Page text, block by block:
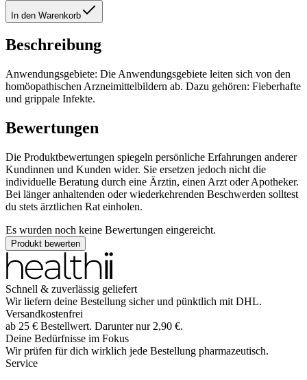
In den Warenkorb
Beschreibung
Anwendungsgebiete: Die Anwendungsgebiete leiten sich von den
homöopathischen Arzneimittelbildern ab. Dazu gehören: Fieberhafte
und grippale Infekte.
Bewertungen
Die Produktbewertungen spiegeln persönliche Erfahrungen anderer
Kundinnen und Kunden wider. Sie ersetzen jedoch nicht die
individuelle Beratung durch eine Ärztin, einen Arzt oder Apotheker.
Bei länger anhaltenden oder wiederkehrenden Beschwerden solltest
du stets ärztlichen Rat einholen.
Es wurden noch keine Bewertungen eingereicht.
Produkt bewerten
Schnell & zuverlässig geliefert
Wir liefern deine Bestellung sicher und pünktlich mit DHL.
Versandkostenfrei
ab 25 € Bestellwert. Darunter nur 2,90 €.
Deine Bedürfnisse im Fokus
Wir prüfen für dich wirklich jede Bestellung pharmazeutisch.
Service